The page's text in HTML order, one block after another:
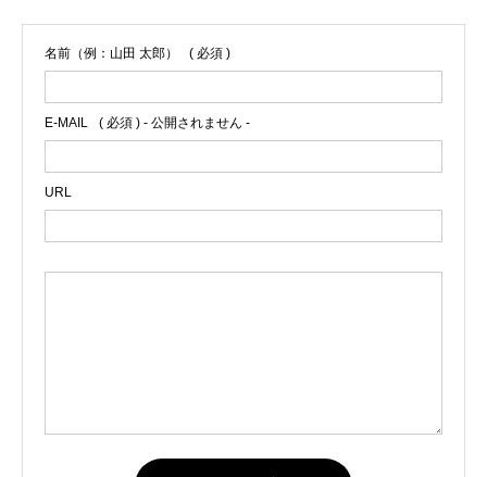
名前（例：山田 太郎） ( 必須 )
E-MAIL ( 必須 ) - 公開されません -
URL